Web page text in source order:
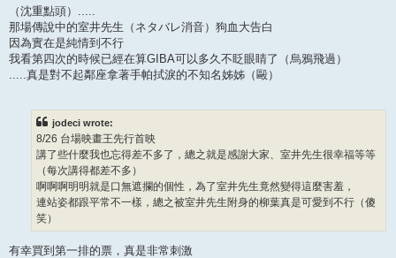
（沈重點頭）.....
那場傳說中的室井先生（ネタバレ消音）狗血大告白
因為實在是純情到不行
我看第四次的時候已經在算GIBA可以多久不眨眼睛了（烏鴉飛過）
.....真是對不起鄰座拿著手帕拭淚的不知名姊姊（毆）
jodeci wrote:
8/26 台場映畫王先行首映
講了些什麼我也忘得差不多了，總之就是感謝大家、室井先生很幸福等等
（每次講得都差不多）
啊啊啊明明就是口無遮攔的個性，為了室井先生竟然變得這麼害羞，
連站姿都跟平常不一樣，總之被室井先生附身的柳葉真是可愛到不行（傻
笑）
有幸買到第一排的票，真是非常刺激